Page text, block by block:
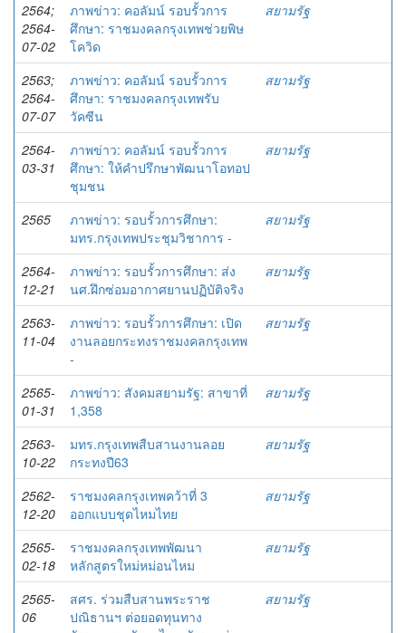
2564;
2564-
07-02
ภาพข่าว: คอลัมน์ รอบรั้วการ
ศึกษา: ราชมงคลกรุงเทพช่วยพิษ
โควิด
สยามรัฐ
2563;
2564-
07-07
ภาพข่าว: คอลัมน์ รอบรั้วการ
ศึกษา: ราชมงคลกรุงเทพรับ
วัคซีน
สยามรัฐ
2564-
03-31
ภาพข่าว: คอลัมน์ รอบรั้วการ
ศึกษา: ให้คำปรึกษาพัฒนาโอทอป
ชุมชน
สยามรัฐ
2565
ภาพข่าว: รอบรั้วการศึกษา:
มทร.กรุงเทพประชุมวิชาการ -
สยามรัฐ
2564-
12-21
ภาพข่าว: รอบรั้วการศึกษา: ส่ง
นศ.ฝึกซ่อมอากาศยานปฏิบัติจริง
สยามรัฐ
2563-
11-04
ภาพข่าว: รอบรั้วการศึกษา: เปิด
งานลอยกระทงราชมงคลกรุงเทพ
-
สยามรัฐ
2565-
01-31
ภาพข่าว: สังคมสยามรัฐ: สาขาที่
1,358
สยามรัฐ
2563-
10-22
มทร.กรุงเทพสืบสานงานลอย
กระทงปี63
สยามรัฐ
2562-
12-20
ราชมงคลกรุงเทพคว้าที่ 3
ออกแบบชุดไหมไทย
สยามรัฐ
2565-
02-18
ราชมงคลกรุงเทพพัฒนา
หลักสูตรใหม่หม่อนไหม
สยามรัฐ
2565-
06
สศร. ร่วมสืบสานพระราช
ปณิธานฯ ต่อยอดทุนทาง
สยามรัฐ